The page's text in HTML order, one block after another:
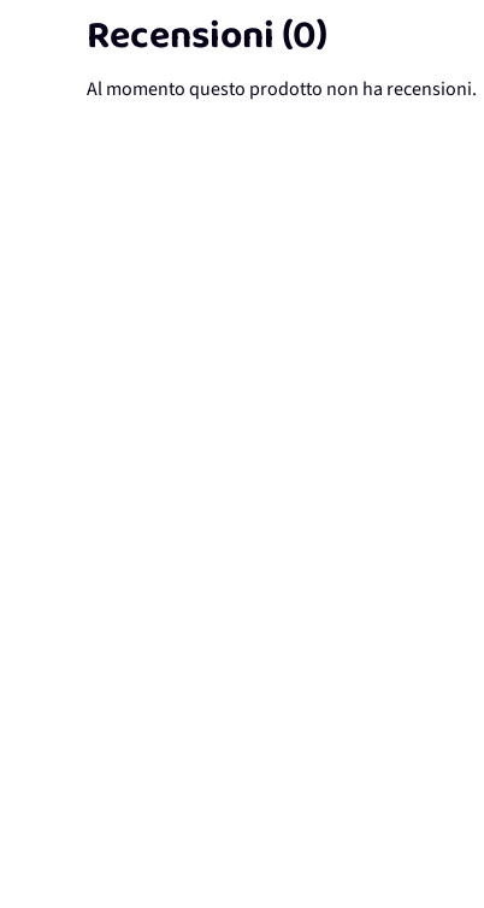
Recensioni (0)
Al momento questo prodotto non ha recensioni.